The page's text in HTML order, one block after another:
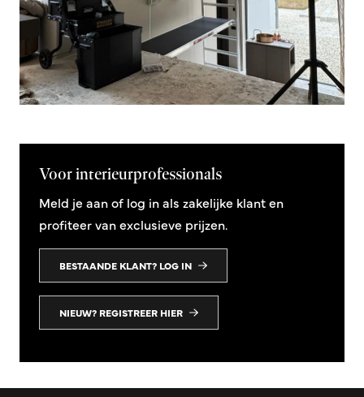
Voor interieurprofessionals
Meld je aan of log in als zakelijke klant en
profiteer van exclusieve prijzen.
BESTAANDE KLANT? LOG IN
NIEUW? REGISTREER HIER